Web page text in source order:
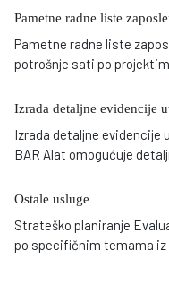
Pametne radne liste
Pametne radne liste
potrošnje sati po
Izrada detaljne evidencije
Izrada detaljne evidencije
BAR Alat omogućuje
Ostale usluge
Strateško planiranje
po specifičnim temama iz